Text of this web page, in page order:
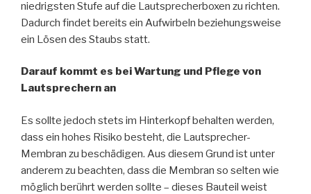
niedrigsten Stufe auf die Lautsprecherboxen zu richten.
Dadurch findet bereits ein Aufwirbeln beziehungsweise
ein Lösen des Staubs statt.
Darauf kommt es bei Wartung und Pflege von
Lautsprechern an
Es sollte jedoch stets im Hinterkopf behalten werden,
dass ein hohes Risiko besteht, die Lautsprecher-
Membran zu beschädigen. Aus diesem Grund ist unter
anderem zu beachten, dass die Membran so selten wie
möglich berührt werden sollte – dieses Bauteil weist